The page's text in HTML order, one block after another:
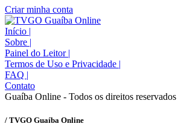
Criar minha conta
Início |
Sobre |
Painel do Leitor |
Termos de Uso e Privacidade |
FAQ |
Contato
Guaíba Online - Todos os direitos reservados
/ TVGO Guaíba Online